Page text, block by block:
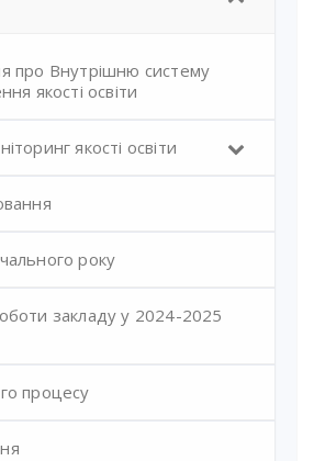
про Внутрішню систему
якості освіти
якості освіти
року
закладу у 2024-2025
процесу